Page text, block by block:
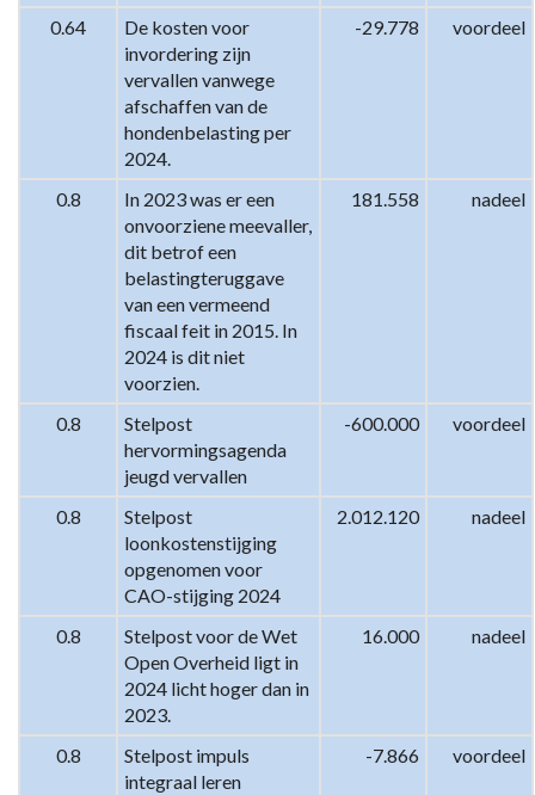
0.64
De kosten voor
invordering zijn
vervallen vanwege
afschaffen van de
hondenbelasting per
2024.
-29.778 voordeel
0.8
In 2023 was er een
onvoorziene meevaller,
dit betrof een
belastingteruggave
van een vermeend
fiscaal feit in 2015. In
2024 is dit niet
voorzien.
181.558 nadeel
0.8
Stelpost
hervormingsagenda
jeugd vervallen
-600.000 voordeel
0.8
Stelpost
loonkostenstijging
opgenomen voor
CAO-stijging 2024
2.012.120 nadeel
0.8
Stelpost voor de Wet
Open Overheid ligt in
2024 licht hoger dan in
2023.
16.000 nadeel
0.8
Stelpost impuls
integraal leren
-7.866 voordeel